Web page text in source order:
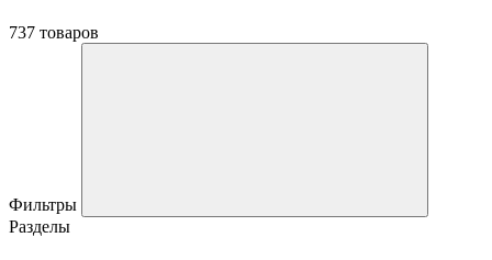
737 товаров
Фильтры
Разделы